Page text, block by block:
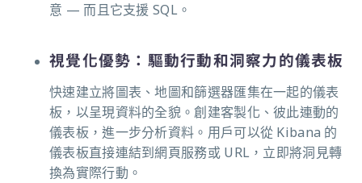
意 — 而且它支援 SQL。
視覺化優勢：驅動行動和洞察力的儀表板
快速建立將圖表、地圖和篩選器匯集在一起的儀表
板，以呈現資料的全貌。創建客製化、彼此連動的
儀表板，進一步分析資料。用戶可以從 Kibana 的
儀表板直接連結到網頁服務或 URL，立即將洞見轉
換為實際行動。